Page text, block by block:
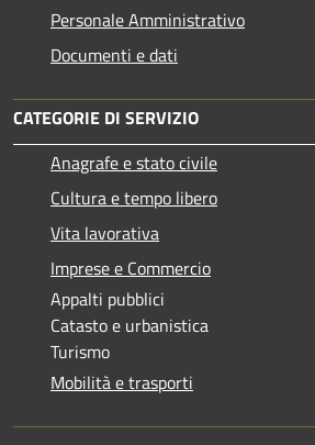
Personale Amministrativo
Documenti e dati
CATEGORIE DI SERVIZIO
Anagrafe e stato civile
Cultura e tempo libero
Vita lavorativa
Imprese e Commercio
Appalti pubblici
Catasto e urbanistica
Turismo
Mobilità e trasporti